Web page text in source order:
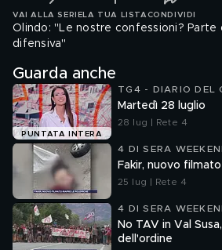
VAI ALLA SERIE LA TUA LISTA CONDIVIDI
Olindo: "Le nostre confessioni? Parte
difensiva"
Guarda anche
PUNTATA INTERA
TG4 - DIARIO DEL
Martedì 28 luglio
28 lug | Rete 4
4 DI SERA
Fakir, nuovo
25 lug | Rete 4
4 DI SERA
No TAV in Val
dell'ordine